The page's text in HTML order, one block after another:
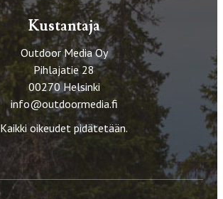
Kustantaja
Outdoor Media Oy
Pihlajatie 28
00270 Helsinki
info@outdoormedia.fi
Kaikki oikeudet pidätetään.